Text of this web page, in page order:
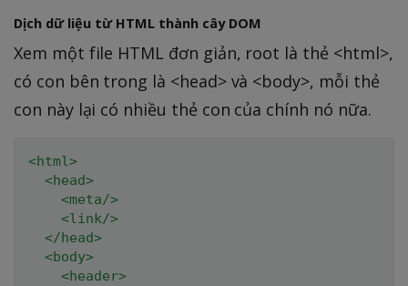
Dịch dữ liệu từ HTML thành cây DOM
Xem một file HTML đơn giản, root là thẻ <html>,
có con bên trong là <head> và <body>, mỗi thẻ
con này lại có nhiều thẻ con của chính nó nữa.
<html>
<head>
<meta/>
<link/>
</ head>
<body>
<header>